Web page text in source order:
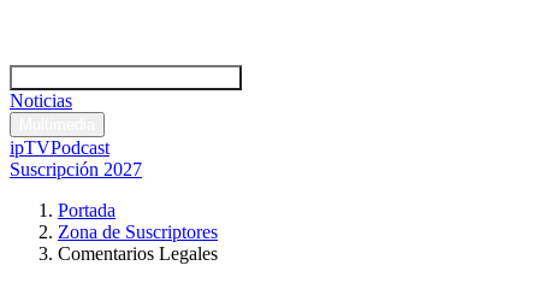
Noticias
ipTVPodcast
Suscripción 2027
Portada
Zona de Suscriptores
Comentarios Legales